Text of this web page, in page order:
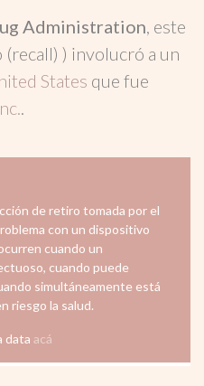
Administration, este
) involucró a un
States que fue
.
de retiro tomada por el
con un dispositivo
cuando un
cuando puede
simultáneamente está
riesgo la salud.
data acá